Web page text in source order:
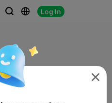
  Log In
